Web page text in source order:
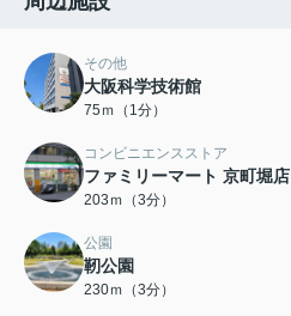
その他
大阪科学技術館
75ｍ（1分）
コンビニエンスストア
ファミリーマート 京町堀店
203ｍ（3分）
公園
靭公園
230ｍ（3分）